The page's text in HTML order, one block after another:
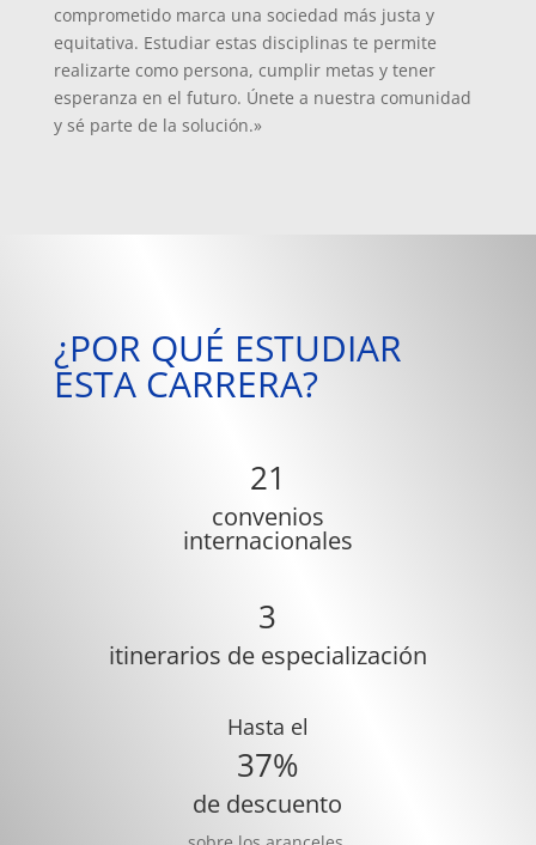
comprometido marca una sociedad más justa y
equitativa. Estudiar estas disciplinas te permite
realizarte como persona, cumplir metas y tener
esperanza en el futuro. Únete a nuestra comunidad
y sé parte de la solución.»
¿POR QUÉ ESTUDIAR
ESTA CARRERA?
21
convenios
internacionales
3
itinerarios de especialización
Hasta el
37%
de descuento